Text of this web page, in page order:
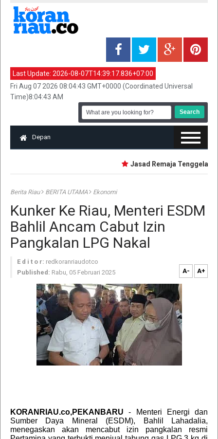
Last Update: 2026-08-07T14:39:17.836+07:00
Fri Aug 07 2026 08:04:43 GMT+0000 (Coordinated Universal
Time)8:04:43 AM
Depan
Jasad Remaja Tenggelam
Berita Riau BERITA UTAMA Ekonomi
Kunker Ke Riau, Menteri ESDM
Bahlil Ancam Cabut Izin
Pangkalan LPG Nakal
E d i t o r: redkoranriaudotco
Published: Rabu, 05 Februari 2025 A- A+
KORANRIAU.co,PEKANBARU - Menteri Energi dan
Sumber Daya Mineral (ESDM), Bahlil Lahadalia,
menegaskan akan mencabut izin pangkalan resmi